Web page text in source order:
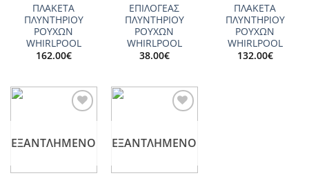
ΠΛΑΚΕΤΑ
ΠΛΥΝΤΗΡΙΟΥ
ΡΟΥΧΩΝ
WHIRLPOOL
162.00€
ΕΠΙΛΟΓΕΑΣ
ΠΛΥΝΤΗΡΙΟΥ
ΡΟΥΧΩΝ
WHIRLPOOL
38.00€
ΠΛΑΚΕΤΑ
ΠΛΥΝΤΗΡΙΟΥ
ΡΟΥΧΩΝ
WHIRLPOOL
132.00€
ΕΞΑΝΤΛΗΜΈΝΟ ΕΞΑΝΤΛΗΜΈΝΟ